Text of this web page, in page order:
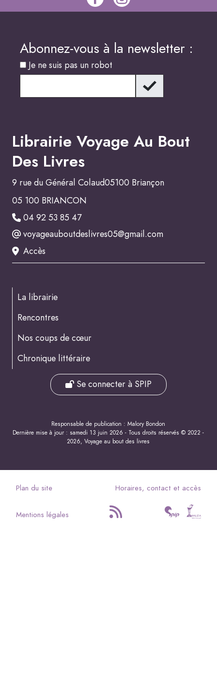
Abonnez-vous à la newsletter :
Je ne suis pas un robot
Librairie Voyage Au Bout
Des Livres
9 rue du Général Colaud05100 Briançon
05 100 BRIANCON
04 92 53 85 47
voyageauboutdeslivres05@gmail.com
Accès
La librairie
Rencontres
Nos coups de cœur
Chronique littéraire
Se connecter à SPIP
Responsable de publication : Malory Bondon
Dernière mise à jour : samedi 13 juin 2026 - Tous droits réservés © 2022 -
2026, Voyage au bout des livres
Plan du site Horaires, contact et accès
Mentions légales